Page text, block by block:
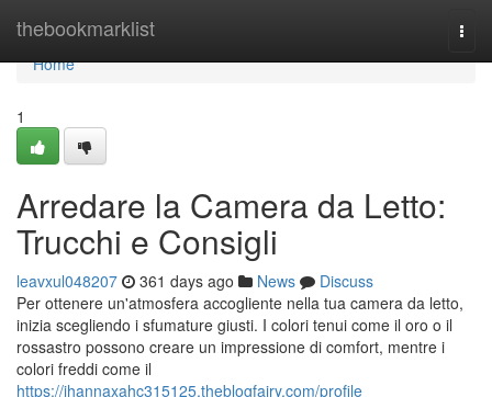
thebookmarklist
Home
Home
1
Arredare la Camera da Letto:
Trucchi e Consigli
leavxul048207 361 days ago News
Discuss
Per ottenere un'atmosfera accogliente nella tua camera da letto,
inizia scegliendo i sfumature giusti. I colori tenui come il oro o il
rossastro possono creare un impressione di comfort, mentre i
colori freddi come il
https://ihannaxahc315125.theblogfairy.com/profile